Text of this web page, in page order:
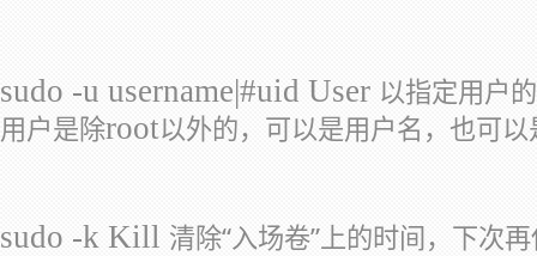
sudo -u username|#uid User 以指定用户
用户是除root以外的，可以是用户名，也可以
sudo -k Kill 清除“入场卷”上的时间，下次